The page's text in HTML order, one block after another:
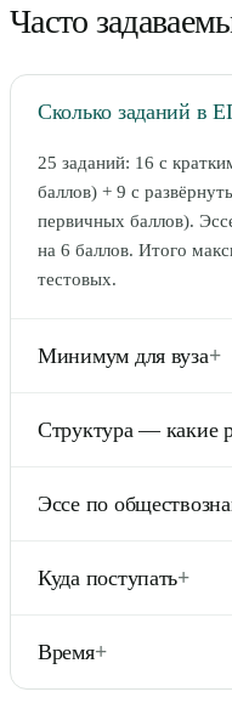
Часто
Сколько заданий в
25 заданий: 16 с
баллов) + 9 с
первичных баллов).
на 6 баллов. Итого
тестовых.
Минимум для вуза+
юридические/
Структура — какие
право. Каждый раздел
из каждого раздела +
Эссе по
350 слов. Критерии:
вывод (1).
Куда поступать+
журналистика,
экономика. Самые
Время+